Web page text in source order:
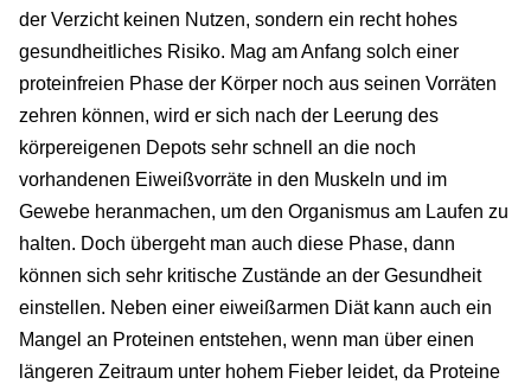
der Verzicht keinen Nutzen, sondern ein recht hohes
gesundheitliches Risiko. Mag am Anfang solch einer
proteinfreien Phase der Körper noch aus seinen Vorräten
zehren können, wird er sich nach der Leerung des
körpereigenen Depots sehr schnell an die noch
vorhandenen Eiweißvorräte in den Muskeln und im
Gewebe heranmachen, um den Organismus am Laufen zu
halten. Doch übergeht man auch diese Phase, dann
können sich sehr kritische Zustände an der Gesundheit
einstellen. Neben einer eiweißarmen Diät kann auch ein
Mangel an Proteinen entstehen, wenn man über einen
längeren Zeitraum unter hohem Fieber leidet, da Proteine